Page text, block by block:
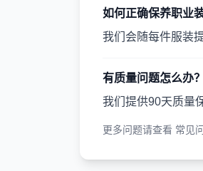
如何正确保养职业装
我们会随每件服装
有质量问题怎么办？
我们提供90天质量
更多问题请查看 常见